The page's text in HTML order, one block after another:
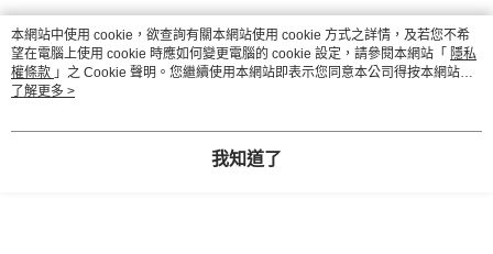
熱門標籤
本網站中使用 cookie，欲查詢有關本網站使用 cookie 方式之詳情，及若您不希
望在電腦上使用 cookie 時應如何變更電腦的 cookie 設定，請參閱本網站「 隱私
權條款 」之 Cookie 聲明。您繼續使用本網站即表示您同意本公司得按本網站使
用條款之 Cookie 聲明使用 cookie。
了解更多 >
我知道了